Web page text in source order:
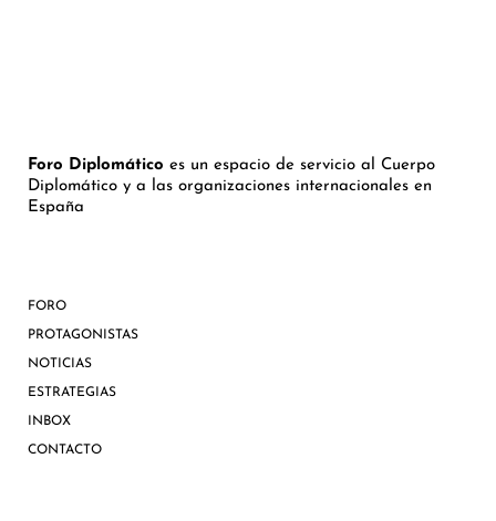
Foro Diplomático es un espacio de servicio al Cuerpo
Diplomático y a las organizaciones internacionales en
España
FORO
PROTAGONISTAS
NOTICIAS
ESTRATEGIAS
INBOX
CONTACTO